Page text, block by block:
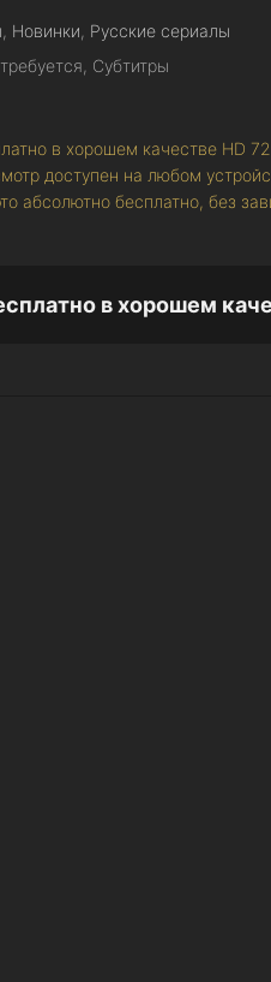
, Новинки, Русские сериалы
Субтитры
в хорошем качестве HD
доступен на любом
абсолютно бесплатно, без
в хорошем